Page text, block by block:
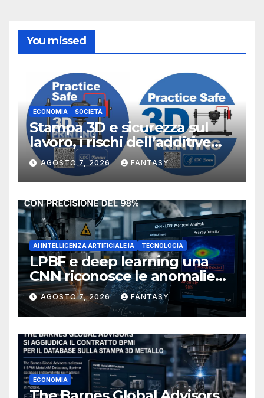
You missed
ECONOMIA SOCIETÀ
Stampa 3D e sicurezza sul
lavoro, i rischi dell’additive
manufacturing secondo
NIOSH
AGOSTO 7, 2026 FANTASY
AI INTELLIGENZA ARTIFICIALE IA TECNOLOGIA
LPBF e deep learning una
CNN riconosce le anomalie
del bagno di fusione
AGOSTO 7, 2026 FANTASY
ECONOMIA